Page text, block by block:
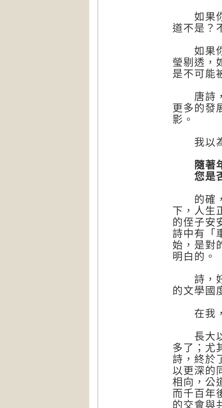
如果你
道不是？
如果你
瑩剔透，
是不可能
唐詩，
更多的發
影。
我以為
隨著年
您是否
的確，
下，人生
的侄子安
詩中有「
始，是對
明白的。
詩，好
的文學國
在我，
長大以
多了；尤
詩，終於
以更深的
相向，公
而千百年
的交會與